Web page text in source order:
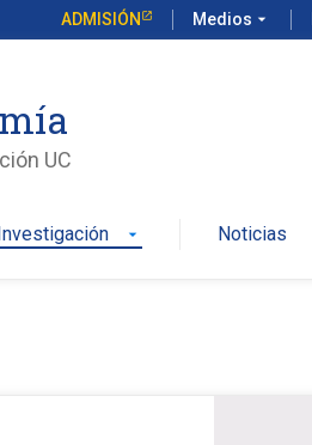
ADMISIÓN Medios arrow_drop_down
UC
arrow_drop_down Noticias